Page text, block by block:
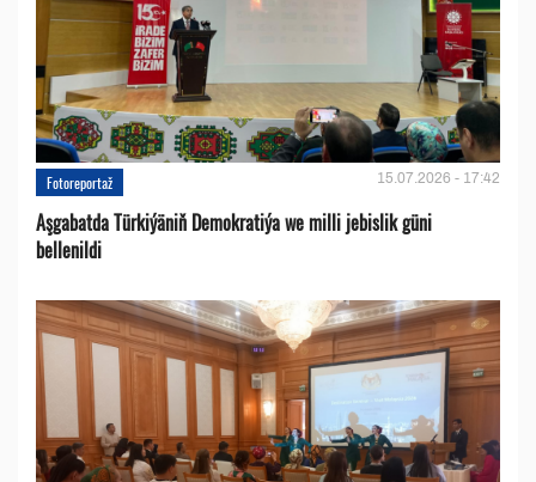
Fotoreportaž 15.07.2026 - 17:42
Aşgabatda Türkiýäniň Demokratiýa we milli jebislik güni
bellenildi